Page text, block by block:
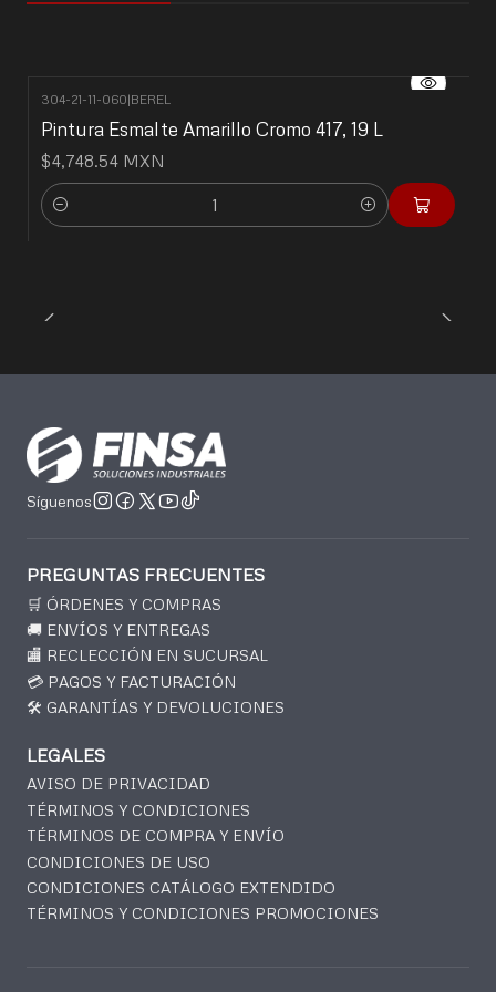
304-21-11-060|BEREL
Pintura Esmalte Amarillo Cromo 417, 19 L
$4,748.54 MXN
Cantidad
Síguenos
PREGUNTAS FRECUENTES
🛒 ÓRDENES Y COMPRAS
🚚 ENVÍOS Y ENTREGAS
🏬 RECLECCIÓN EN SUCURSAL
💳 PAGOS Y FACTURACIÓN
🛠️ GARANTÍAS Y DEVOLUCIONES
LEGALES
AVISO DE PRIVACIDAD
TÉRMINOS Y CONDICIONES
TÉRMINOS DE COMPRA Y ENVÍO
CONDICIONES DE USO
CONDICIONES CATÁLOGO EXTENDIDO
TÉRMINOS Y CONDICIONES PROMOCIONES